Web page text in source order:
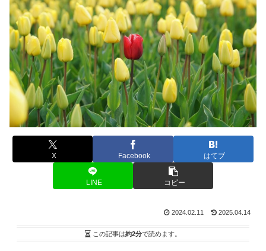
X Facebook はてブ
LINE コピー
2024.02.11 2025.04.14
この記事は約2分で読めます。